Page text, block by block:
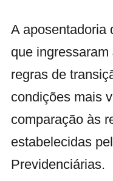
A aposentadoria
que ingressaram
regras de
condições mais
comparação às
estabelecidas
Previdenciárias.